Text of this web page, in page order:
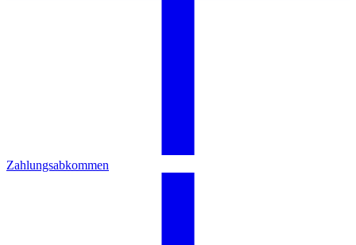
Zahlungsabkommen